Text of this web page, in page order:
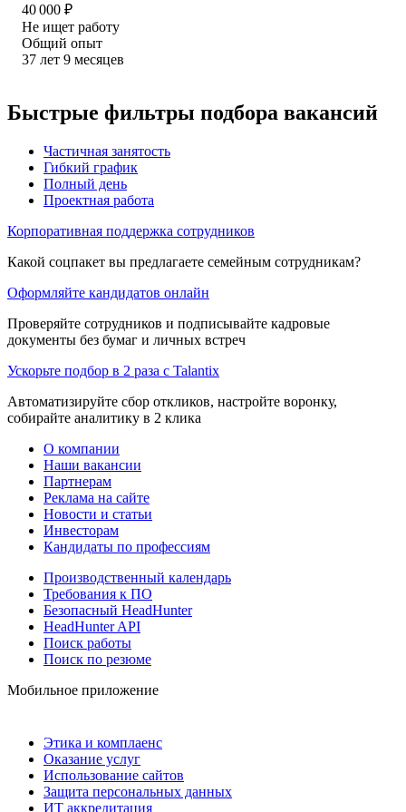
40 000 ₽
Не ищет работу
Общий опыт
37 лет 9 месяцев
Быстрые фильтры подбора вакансий
Частичная занятость
Гибкий график
Полный день
Проектная работа
Корпоративная поддержка сотрудников
Какой соцпакет вы предлагаете семейным сотрудникам?
Оформляйте кандидатов онлайн
Проверяйте сотрудников и подписывайте кадровые
документы без бумаг и личных встреч
Ускорьте подбор в 2 раза с Talantix
Автоматизируйте сбор откликов, настройте воронку,
собирайте аналитику в 2 клика
О компании
Наши вакансии
Партнерам
Реклама на сайте
Новости и статьи
Инвесторам
Кандидаты по профессиям
Производственный календарь
Требования к ПО
Безопасный HeadHunter
HeadHunter API
Поиск работы
Поиск по резюме
Мобильное приложение
Этика и комплаенс
Оказание услуг
Использование сайтов
Защита персональных данных
ИТ аккредитация